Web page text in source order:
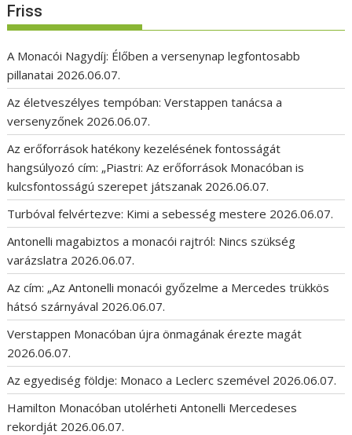
Friss
A Monacói Nagydíj: Élőben a versenynap legfontosabb
pillanatai 2026.06.07.
Az életveszélyes tempóban: Verstappen tanácsa a
versenyzőnek 2026.06.07.
Az erőforrások hatékony kezelésének fontosságát
hangsúlyozó cím: „Piastri: Az erőforrások Monacóban is
kulcsfontosságú szerepet játszanak 2026.06.07.
Turbóval felvértezve: Kimi a sebesség mestere 2026.06.07.
Antonelli magabiztos a monacói rajtról: Nincs szükség
varázslatra 2026.06.07.
Az cím: „Az Antonelli monacói győzelme a Mercedes trükkös
hátsó szárnyával 2026.06.07.
Verstappen Monacóban újra önmagának érezte magát
2026.06.07.
Az egyediség földje: Monaco a Leclerc szemével 2026.06.07.
Hamilton Monacóban utolérheti Antonelli Mercedeses
rekordját 2026.06.07.